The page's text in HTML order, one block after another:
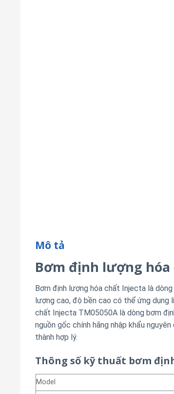
Mô tả
Bơm định lượng hóa
Bơm định lượng hóa chất Injecta là
lượng cao, độ bền cao có thể ứng dụng
chất Injecta TM05050A là dòng bơm
nguồn gốc chính hãng nhập khẩu
thành hợp lý.
Thông số kỹ thuất bơm
Model